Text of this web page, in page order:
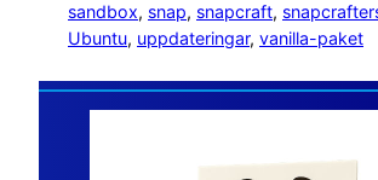
sandbox, snap, snapcraft,
Ubuntu, uppdateringar, vanilla-paket